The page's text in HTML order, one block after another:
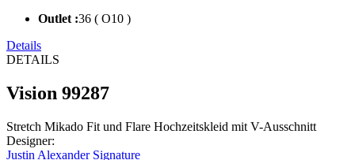
Outlet :36 ( O10 )
Details
DETAILS
Vision 99287
Stretch Mikado Fit und Flare Hochzeitskleid mit V-Ausschnitt
Designer:
Justin Alexander Signature